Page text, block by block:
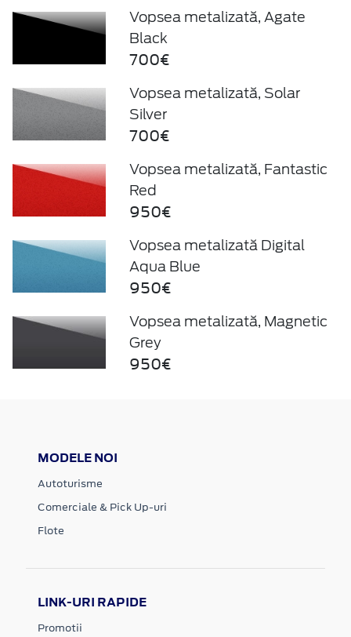
Vopsea metalizată, Agate
Black
700€
Vopsea metalizată, Solar
Silver
700€
Vopsea metalizată, Fantastic
Red
950€
Vopsea metalizată Digital
Aqua Blue
950€
Vopsea metalizată, Magnetic
Grey
950€
MODELE NOI
Autoturisme
Comerciale & Pick Up-uri
Flote
LINK-URI RAPIDE
Promotii